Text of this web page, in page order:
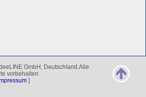
GmbH, Deutschland.Alle
vorbehalten
]